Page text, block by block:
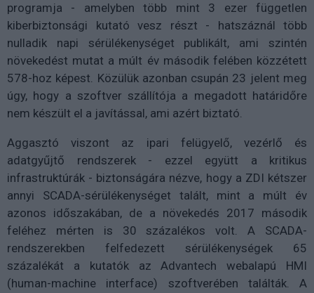
programja - amelyben több mint 3 ezer független
kiberbiztonsági kutató vesz részt - hatszáznál több
nulladik napi sérülékenységet publikált, ami szintén
növekedést mutat a múlt év második felében közzétett
578-hoz képest. Közülük azonban csupán 23 jelent meg
úgy, hogy a szoftver szállítója a megadott határidőre
nem készült el a javítással, ami azért biztató.
Aggasztó viszont az ipari felügyelő, vezérlő és
adatgyűjtő rendszerek - ezzel együtt a kritikus
infrastruktúrák - biztonságára nézve, hogy a ZDI kétszer
annyi SCADA-sérülékenységet talált, mint a múlt év
azonos időszakában, de a növekedés 2017 második
feléhez mérten is 30 százalékos volt. A SCADA-
rendszerekben felfedezett sérülékenységek 65
százalékát a kutatók az Advantech webalapú HMI
(human-machine interface) szoftverében találták. A